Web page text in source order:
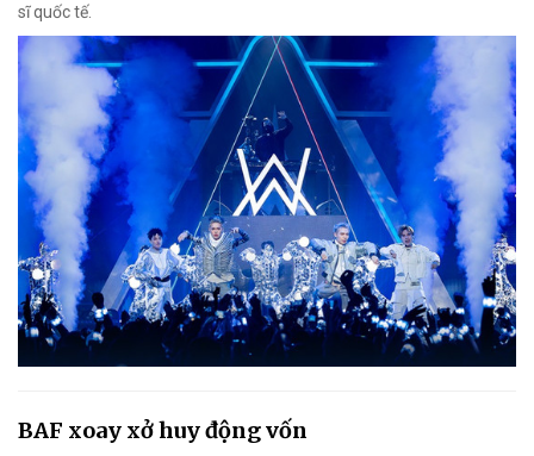
sĩ quốc tế.
BAF xoay xở huy động vốn